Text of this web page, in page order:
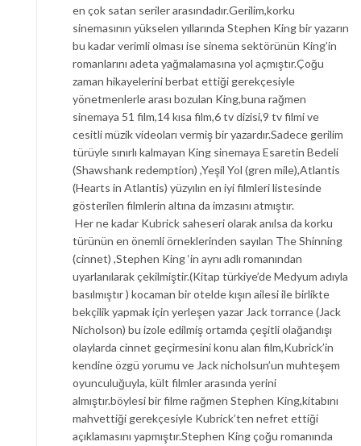
en çok satan seriler arasındadır.Gerilim,korku
sinemasının yükselen yıllarında Stephen King bir yazarın
bu kadar verimli olması ise sinema sektörünün King’in
romanlarını adeta yağmalamasına yol açmıştır.Çoğu
zaman hikayelerini berbat ettiği gerekçesiyle
yönetmenlerle arası bozulan King,buna rağmen
sinemaya 51 film,14 kısa film,6 tv dizisi,9 tv filmi ve
cesitli müzik videoları vermiş bir yazardır.Sadece gerilim
türüyle sınırlı kalmayan King sinemaya Esaretin Bedeli
(Shawshank redemption) ,Yeşil Yol (gren mile),Atlantis
(Hearts in Atlantis) yüzyılın en iyi filmleri listesinde
gösterilen filmlerin altına da imzasını atmıştır.
Her ne kadar Kubrick saheseri olarak anılsa da korku
türünün en önemli örneklerinden sayılan The Shinning
(cinnet) ,Stephen King ‘in aynı adlı romanından
uyarlanılarak çekilmiştir.(Kitap türkiye’de Medyum adıyla
basılmıştır ) kocaman bir otelde kışın ailesi ile birlikte
bekçilik yapmak için yerleşen yazar Jack torrance (Jack
Nicholson) bu izole edilmiş ortamda çeşitli olağandışı
olaylarda cinnet geçirmesini konu alan film,Kubrick’in
kendine özgü yorumu ve Jack nicholsun’un muhteşem
oyunculuğuyla, kült filmler arasında yerini
almıştır.böylesi bir filme rağmen Stephen King,kitabını
mahvettiği gerekçesiyle Kubrick’ten nefret ettiği
açıklamasını yapmıştır.Stephen King çoğu romanında